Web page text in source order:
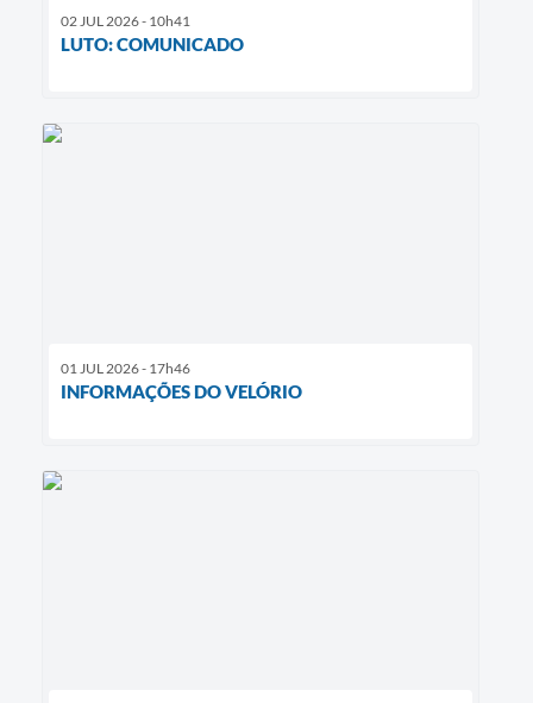
02 JUL 2026 - 10h41
LUTO: COMUNICADO
01 JUL 2026 - 17h46
INFORMAÇÕES DO VELÓRIO